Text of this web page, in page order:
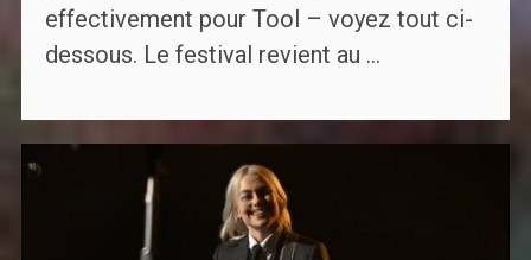
effectivement pour Tool – voyez tout ci-
dessous. Le festival revient au ...